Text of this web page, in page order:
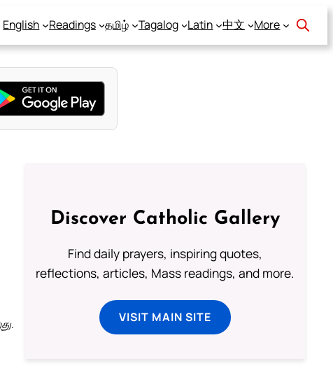
English Readings தமிழ் Tagalog Latin 中文 More
Discover Catholic Gallery
Find daily prayers, inspiring quotes,
reflections, articles, Mass readings, and more.
VISIT MAIN SITE